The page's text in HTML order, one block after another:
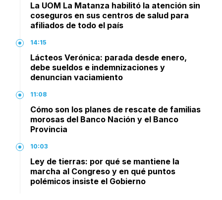
La UOM La Matanza habilitó la atención sin
coseguros en sus centros de salud para
afiliados de todo el país
14:15
Lácteos Verónica: parada desde enero,
debe sueldos e indemnizaciones y
denuncian vaciamiento
11:08
Cómo son los planes de rescate de familias
morosas del Banco Nación y el Banco
Provincia
10:03
Ley de tierras: por qué se mantiene la
marcha al Congreso y en qué puntos
polémicos insiste el Gobierno